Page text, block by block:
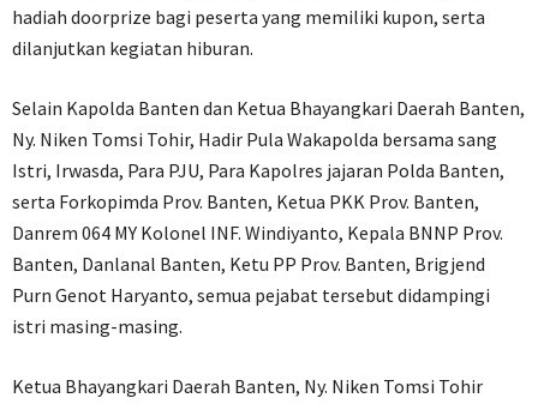
hadiah doorprize bagi peserta yang memiliki kupon, serta
dilanjutkan kegiatan hiburan.
Selain Kapolda Banten dan Ketua Bhayangkari Daerah Banten,
Ny. Niken Tomsi Tohir, Hadir Pula Wakapolda bersama sang
Istri, Irwasda, Para PJU, Para Kapolres jajaran Polda Banten,
serta Forkopimda Prov. Banten, Ketua PKK Prov. Banten,
Danrem 064 MY Kolonel INF. Windiyanto, Kepala BNNP Prov.
Banten, Danlanal Banten, Ketu PP Prov. Banten, Brigjend
Purn Genot Haryanto, semua pejabat tersebut didampingi
istri masing-masing.
Ketua Bhayangkari Daerah Banten, Ny. Niken Tomsi Tohir